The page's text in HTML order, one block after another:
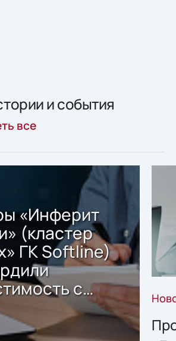
и события
все
«Инферит
(кластер
ГК Softline)
с
Sharx
2.x для